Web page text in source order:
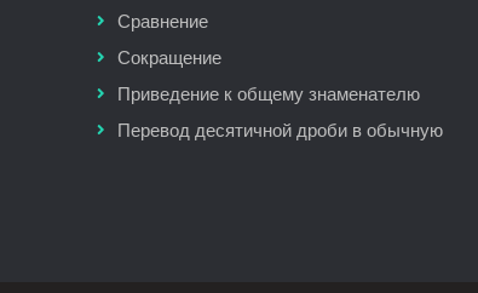
Сравнение
Сокращение
Приведение к общему знаменателю
Перевод десятичной дроби в обычную